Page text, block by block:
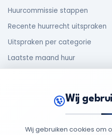
Huurcommissie stappen
Recente huurrecht uitspraken
Uitspraken per categorie
Laatste maand huur
Rechten van huurders
Wij
Wij gebruiken cookies om